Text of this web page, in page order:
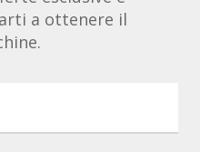
a ottenere il